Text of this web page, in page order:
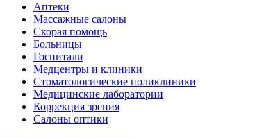
Аптеки
Массажные салоны
Скорая помощь
Больницы
Госпитали
Медцентры и клиники
Стоматологические поликлиники
Медицинские лаборатории
Коррекция зрения
Салоны оптики